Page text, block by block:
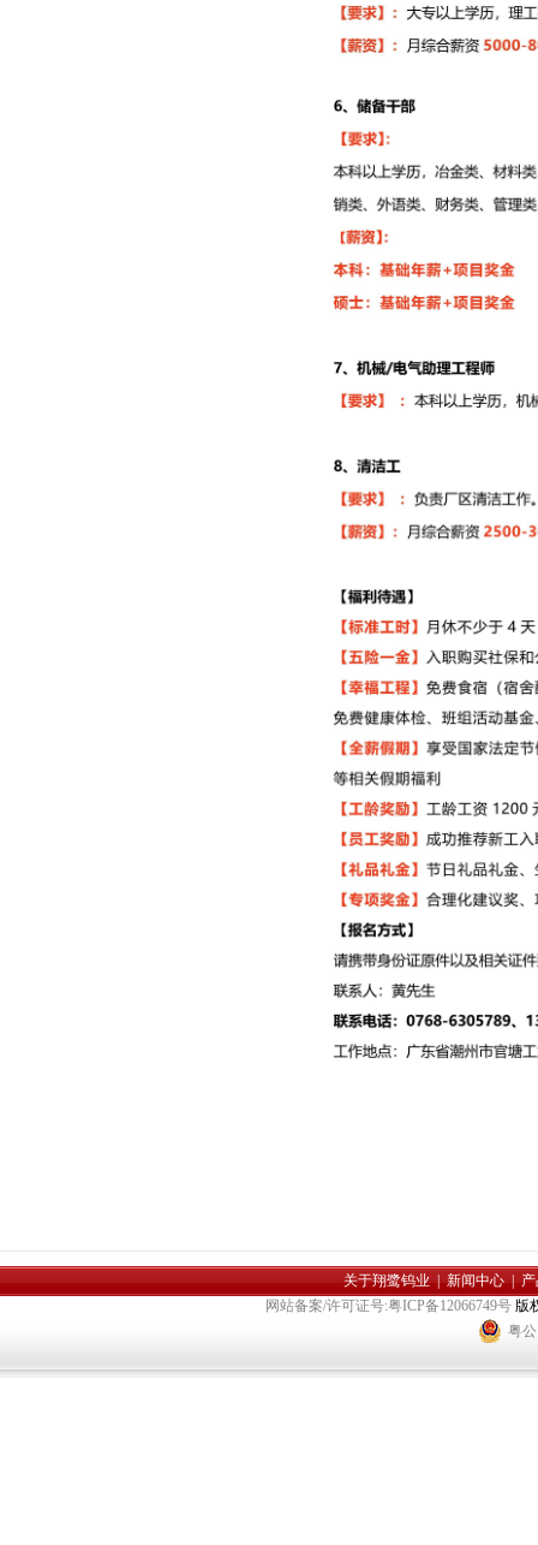
关于翔鹭钨业 新闻中心
网站备案/许可证号:粤ICP备12066749号 版
粤公